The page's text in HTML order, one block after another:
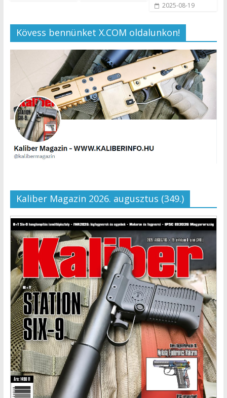
2025-08-19
Kövess bennünket X.COM oldalunkon!
Kaliber Magazin 2026. augusztus (349.)